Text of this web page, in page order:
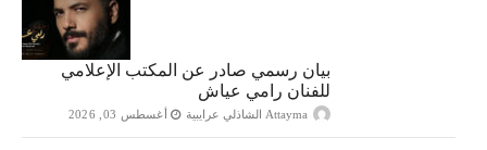
بيان رسمي صادر عن المكتب الإعلامي
للفنان رامي عياش
Attayma الشاذلي عرايبية أغسطس 03, 2026